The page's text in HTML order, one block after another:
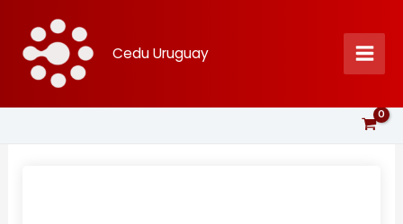
contenido
Cedu Uruguay